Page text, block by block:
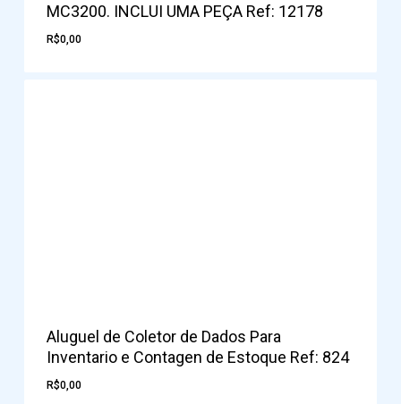
MC3200. INCLUI UMA PEÇA Ref: 12178
R$0,00
Aluguel de Coletor de Dados Para
Inventario e Contagen de Estoque Ref: 824
R$0,00